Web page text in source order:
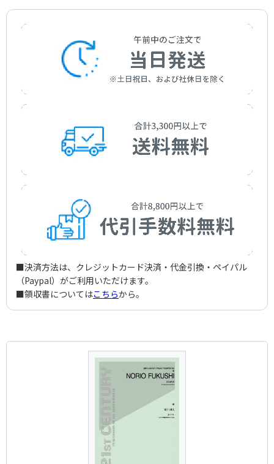
作曲者：福士則夫
■決済方法は、クレジットカード決済・代金引換・ペイパル
（Paypal）がご利用いただけます。
■領収書についてはこちらから。